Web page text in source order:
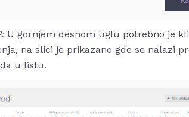
U gornjem desnom uglu potrebno je
na slici je prikazano gde se nalazi
u listu.